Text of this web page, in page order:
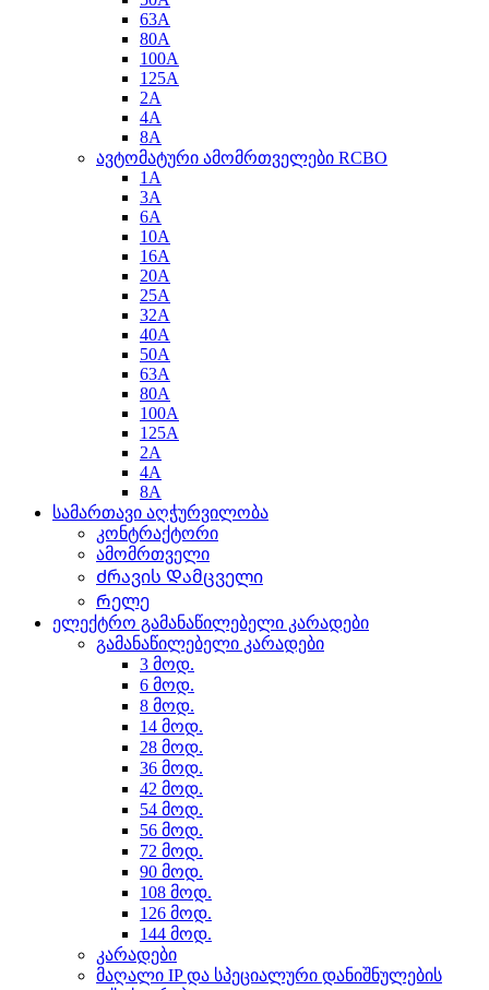
63A
80A
100A
125A
2A
4A
8A
ავტომატური ამომრთველები RCBO
1A
3A
6A
10A
16A
20A
25A
32A
40A
50A
63A
80A
100A
125A
2A
4A
8A
სამართავი აღჭურვილობა
კონტრაქტორი
ამომრთველი
Ძრავის Დამცველი
Რელე
ელექტრო გამანაწილებელი კარადები
გამანაწილებელი კარადები
3 მოდ.
6 მოდ.
8 მოდ.
14 მოდ.
28 მოდ.
36 მოდ.
42 მოდ.
54 მოდ.
56 მოდ.
72 მოდ.
90 მოდ.
108 მოდ.
126 მოდ.
144 მოდ.
კარადები
მაღალი IP და სპეციალური დანიშნულების